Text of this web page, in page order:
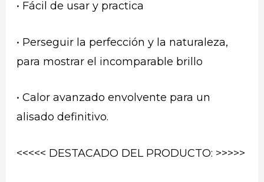
• Fácil de usar y practica
• Perseguir la perfección y la naturaleza,
para mostrar el incomparable brillo
• Calor avanzado envolvente para un
alisado definitivo.
<<<<< DESTACADO DEL PRODUCTO: >>>>>